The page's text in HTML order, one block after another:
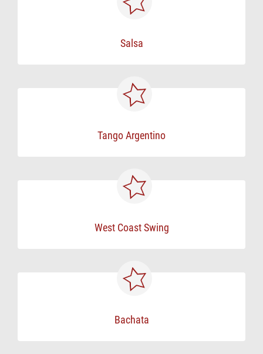
Salsa
Tango Argentino
West Coast Swing
Bachata